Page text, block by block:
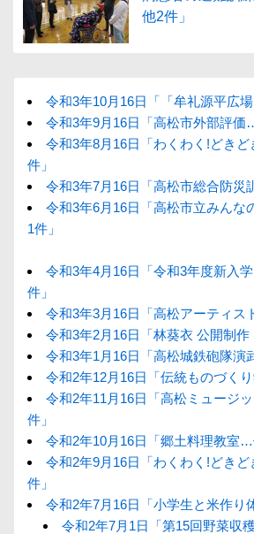
他2件」
令和3年10月16日「「牟礼源平広
令和3年9月16日「高松市外部評価
令和3年8月16日「わくわく!どき
件」
令和3年7月16日「高松市総合防災
令和3年6月16日「高松市立みん
1件」
令和3年4月16日「令和3年度新入
件」
令和3年3月16日「高松アーティス
令和3年2月16日「林葵衣 公開制
令和3年1月16日「高松城鉄砲隊演
令和2年12月16日「伝統ものづく
令和2年11月16日「高松ミュージ
件」
令和2年10月16日「郷土料理教室…
令和2年9月16日「わくわく!どき
件」
令和2年7月16日「小学生と米作
令和2年7月1日「第15回野菜収